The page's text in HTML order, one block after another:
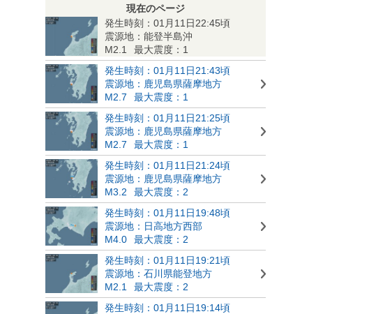
現在のページ
発生時刻：01月11日22:45頃
震源地：能登半島沖
M2.1
最大震度：1
発生時刻：01月11日21:43頃
震源地：鹿児島県薩摩地方
M2.7
最大震度：1
発生時刻：01月11日21:25頃
震源地：鹿児島県薩摩地方
M2.7
最大震度：1
発生時刻：01月11日21:24頃
震源地：鹿児島県薩摩地方
M3.2
最大震度：2
発生時刻：01月11日19:48頃
震源地：日高地方西部
M4.0
最大震度：2
発生時刻：01月11日19:21頃
震源地：石川県能登地方
M2.1
最大震度：2
発生時刻：01月11日19:14頃